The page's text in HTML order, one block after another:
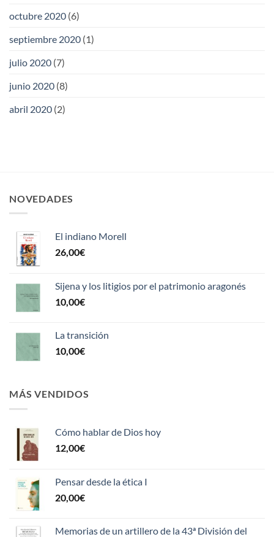
octubre 2020 (6)
septiembre 2020 (1)
julio 2020 (7)
junio 2020 (8)
abril 2020 (2)
NOVEDADES
El indiano Morell
26,00€
Sijena y los litigios por el patrimonio aragonés
10,00€
La transición
10,00€
MÁS VENDIDOS
Cómo hablar de Dios hoy
12,00€
Pensar desde la ética I
20,00€
Memorias de un artillero de la 43ª División del